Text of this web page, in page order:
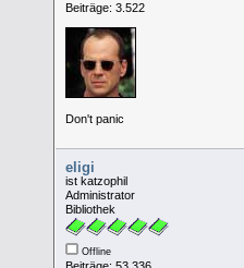
Beiträge: 3.522
Don't panic
eligi
ist katzophil
Administrator
Bibliothek
Offline
Beiträge: 53.336